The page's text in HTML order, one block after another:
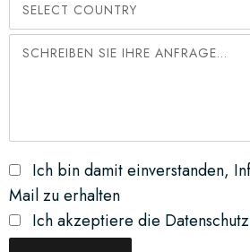
Ich bin damit einverstanden,
Mail zu erhalten
Ich akzeptiere die